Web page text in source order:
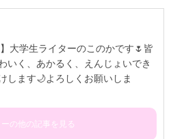
】大学生ライターのこのかです🌷皆
いく、あかるく、えんじょいでき
します🌙よろしくお願いしま
の他の記事を見る